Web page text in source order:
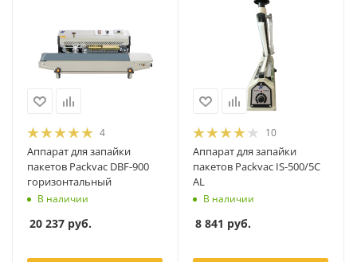
4
Аппарат для запайки
пакетов Packvac DBF-900
горизонтальный
В наличии
20 237 руб.
10
Аппарат для запайки
пакетов Packvac IS-500/5C
AL
В наличии
8 841 руб.